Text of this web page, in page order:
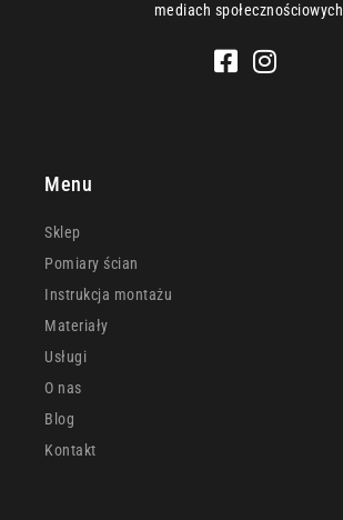
mediach społecznościowych
Menu
Sklep
Pomiary ścian
Instrukcja montażu
Materiały
Usługi
O nas
Blog
Kontakt